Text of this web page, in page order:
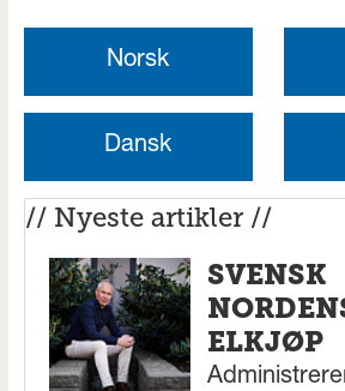
Norsk
Dansk
// Nyeste artikler //
SVENSK
ELKJØP